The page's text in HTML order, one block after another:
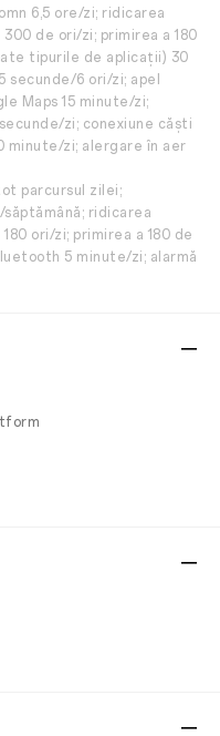
6,5 ore/zi; ridicarea
de ori/zi; primirea a 180
tipurile de aplicații) 30
6 ori/zi; apel
Maps 15 minute/zi;
zi; conexiune căști
minute/zi; alergare în aer
parcursul zilei;
ridicarea
ori/zi; primirea a 180 de
5 minute/zi; alarmă